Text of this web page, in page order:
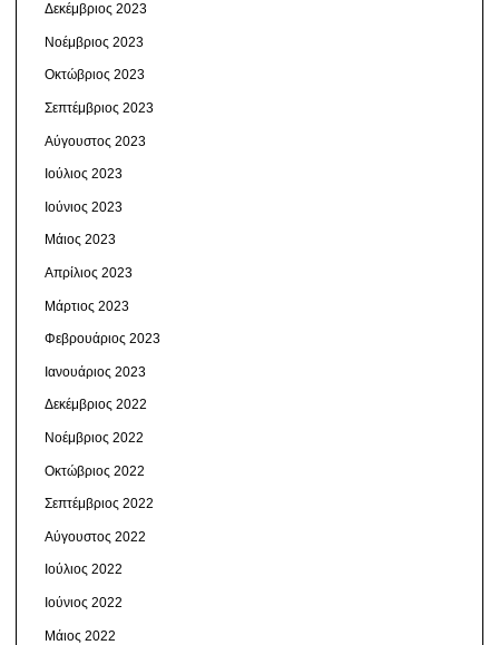
Δεκέμβριος 2023
Νοέμβριος 2023
Οκτώβριος 2023
Σεπτέμβριος 2023
Αύγουστος 2023
Ιούλιος 2023
Ιούνιος 2023
Μάιος 2023
Απρίλιος 2023
Μάρτιος 2023
Φεβρουάριος 2023
Ιανουάριος 2023
Δεκέμβριος 2022
Νοέμβριος 2022
Οκτώβριος 2022
Σεπτέμβριος 2022
Αύγουστος 2022
Ιούλιος 2022
Ιούνιος 2022
Μάιος 2022